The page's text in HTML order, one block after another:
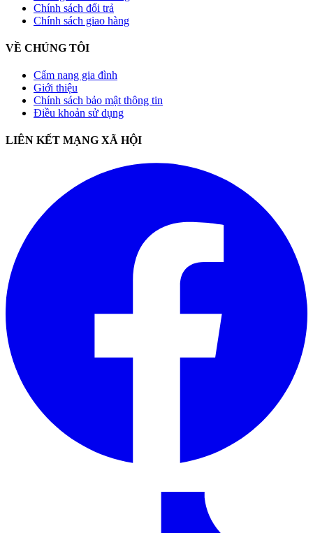
Chính sách đổi trả
Chính sách giao hàng
VỀ CHÚNG TÔI
Cẩm nang gia đình
Giới thiệu
Chính sách bảo mật thông tin
Điều khoản sử dụng
LIÊN KẾT MẠNG XÃ HỘI